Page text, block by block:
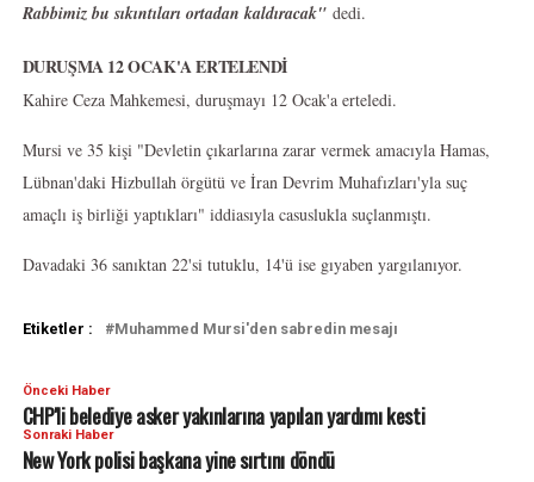
Rabbimiz bu sıkıntıları ortadan kaldıracak"dedi.
DURUŞMA 12 OCAK'A ERTELENDİ
Kahire Ceza Mahkemesi, duruşmayı 12 Ocak'a erteledi.
Mursi ve 35 kişi "Devletin çıkarlarına zarar vermek amacıyla Hamas,
Lübnan'daki Hizbullah örgütü ve İran Devrim Muhafızları'yla suç
amaçlı iş birliği yaptıkları" iddiasıyla casuslukla suçlanmıştı.
Davadaki 36 sanıktan 22'si tutuklu, 14'ü ise gıyaben yargılanıyor.
Etiketler : Muhammed Mursi'den sabredin mesajı
Önceki Haber
CHP'li belediye asker yakınlarına yapılan yardımı kesti
Sonraki Haber
New York polisi başkana yine sırtını döndü